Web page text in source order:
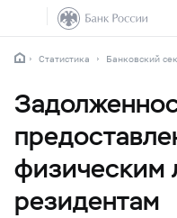
Статистика Банковский
физическим
резидентам